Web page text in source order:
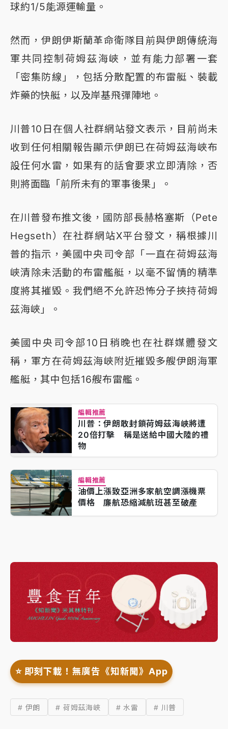
球約1/5能源運輸量。
然而，伊朗伊斯蘭革命衛隊目前與伊朗傳統海
軍共同控制荷姆茲海峽，並有能力部署一套
「密集防線」，包括分散配置的布雷艇、裝載
炸藥的快艇，以及岸基飛彈陣地。
川普10日在個人社群網站發文表示，目前尚未
收到任何相關報告顯示伊朗已在荷姆茲海峽布
設任何水雷，如果有的話會要求立即清除，否
則將面臨「前所未有的軍事後果」。
在川普發布推文後，國防部長赫格塞斯（Pete
Hegseth）在社群網站X平台發文，稱根據川
普的指示，美國中央司令部「一直在荷姆茲海
峽清除未活動的布雷艦艇，以毫不留情的精準
度將其摧毀。我們絕不允許恐怖分子挾持荷姆
茲海峽」。
美國中央司令部10日稍晚也在社群媒體發文
稱，軍方在荷姆茲海峽附近摧毀多艘伊朗海軍
艦艇，其中包括16艘布雷艦。
編輯推薦
川普：伊朗敢封鎖荷姆茲海峽將遭
20倍打擊 稱是送給中國大陸的禮
物
編輯推薦
油價上漲致亞洲多家航空調漲機票
價格 廉航恐縮減航班甚至破產
⭐️ 即刻下載！無廣告《知新聞》App
# 伊朗 # 荷姆茲海峽 # 水雷 # 川普